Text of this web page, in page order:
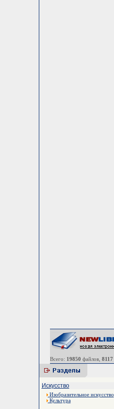
Всего: 19850 файлов, 8117
Искусство
Изобразительное искусство
Культура